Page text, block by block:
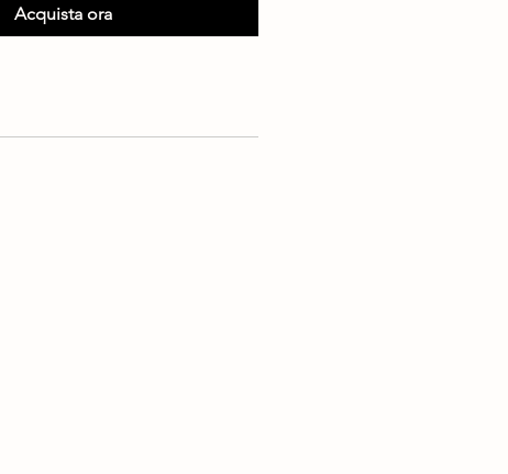
Acquista ora